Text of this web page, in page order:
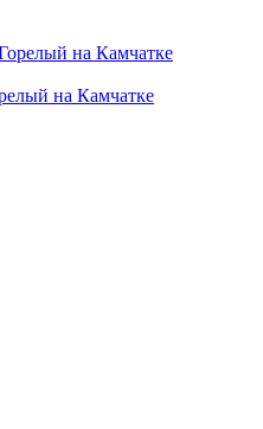
на Камчатке